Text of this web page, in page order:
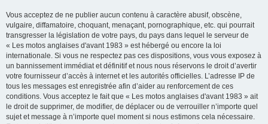
Vous acceptez de ne publier aucun contenu à caractère abusif, obscène,
vulgaire, diffamatoire, choquant, menaçant, pornographique, etc. qui pourrait
transgresser la législation de votre pays, du pays dans lequel le serveur de
« Les motos anglaises d'avant 1983 » est hébergé ou encore la loi
internationale. Si vous ne respectez pas ces dispositions, vous vous exposez à
un bannissement immédiat et définitif et nous nous réservons le droit d’avertir
votre fournisseur d’accès à internet et les autorités officielles. L’adresse IP de
tous les messages est enregistrée afin d’aider au renforcement de ces
conditions. Vous acceptez le fait que « Les motos anglaises d'avant 1983 » ait
le droit de supprimer, de modifier, de déplacer ou de verrouiller n’importe quel
sujet et message à n’importe quel moment si nous estimons cela nécessaire.